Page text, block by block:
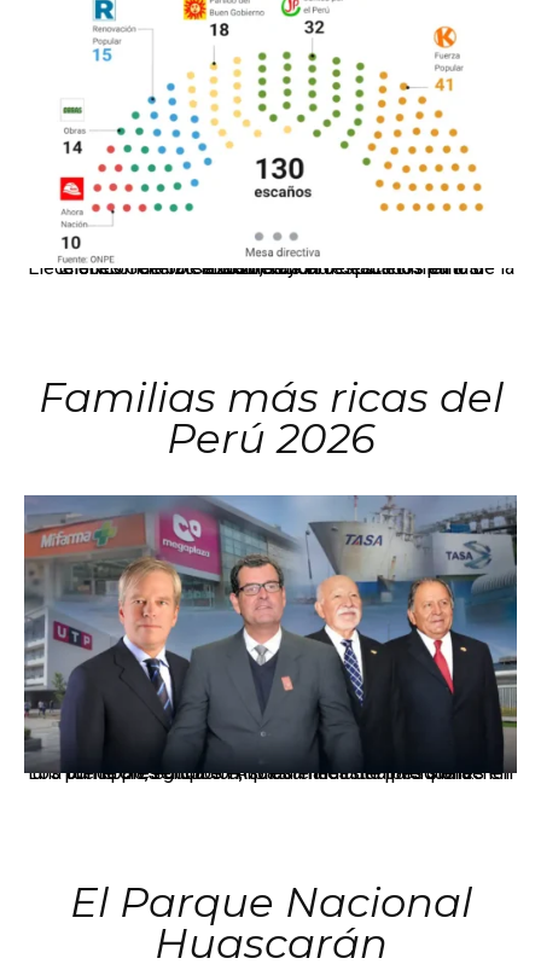
El JNE oficializó la distribución de escaños para la elección de 60 senadores y 130 diputados en las Elecciones Generales 2026, tras el restablecimiento de la Bicameralidad.
Familias más ricas del
Perú 2026
Los principales grupos empresariales del país mantienen una fuerte presencia en Áncash mediante inversiones en comercio, educación, salud e industria pesquera.
El Parque Nacional
Huascarán